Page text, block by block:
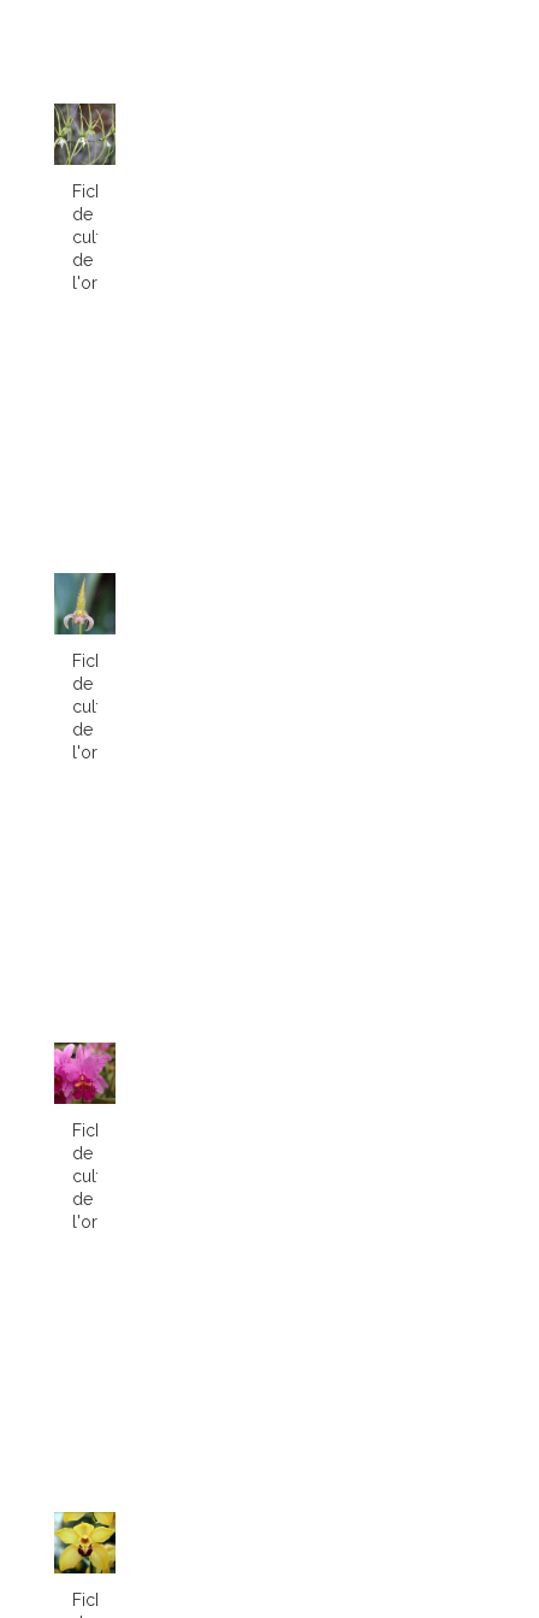
Fiche
de
culture
de
l'orchidée...
Fiche
de
culture
de
l'orchidée...
Fiche
de
culture
de
l'orchidée...
Fiche